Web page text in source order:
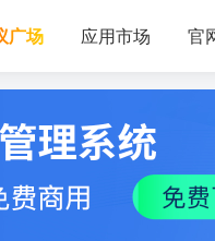
广场 应用市场 官